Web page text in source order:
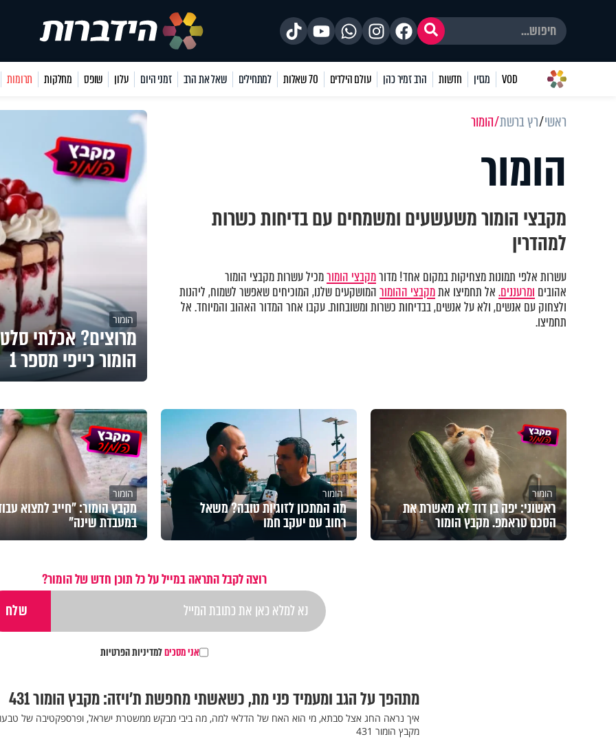
VOD מגזין חדשות הרב זמיר כהן עולם הילדים 70 שאלות למתחילים שאל את הרב זמני היום עלון שופס מחלקות תרומות
ראשי רץ ברשת הומור
הומור
מקבצי הומור משעשעים ומשמחים עם בדיחות כשרות
למהדרין
עשרות אלפי תמונות מצחיקות במקום אחד! מדורמקבצי הומורמכיל עשרות מקבצי הומור
אהובים ומרעננים.אל תחמיצו אתמקבצי ההומורהמושקעים שלנו, המוכיחים שאפשר לשמוח, ליהנות
ולצחוק עם אנשים, ולא על אנשים, בבדיחות כשרות ומשובחות. עקבו אחר המדור האהוב והמיוחד. אל
תחמיצו.
הומור
מרוצים? אכלתי
הומור כייפי מספר 1
הומור
ראשוני: יפה בן דוד לא מאשרת את
הסכם טראמפ. מקבץ הומור
הומור
מה המתכון לזוגיות טובה? משאל
רחוב עם יעקב חמו
הומור
מקבץ הומור: "חייב למצוא
במעבדת שינה"
רוצה לקבל התראה במייל על כל תוכן חדש של הומור?
אני מסכיםלמדיניות הפרטיות
מתהפך על הגב ומעמיד פני מת, כשאשתי מחפשת ת'ויזה: מקבץ הומור 431
איך נראה החג אצל סבתא, מי הוא האח של הדלאי למה, מה ביבי מבקש ממשטרת ישראל, ופרספקטיבה של
מקבץ הומור 431